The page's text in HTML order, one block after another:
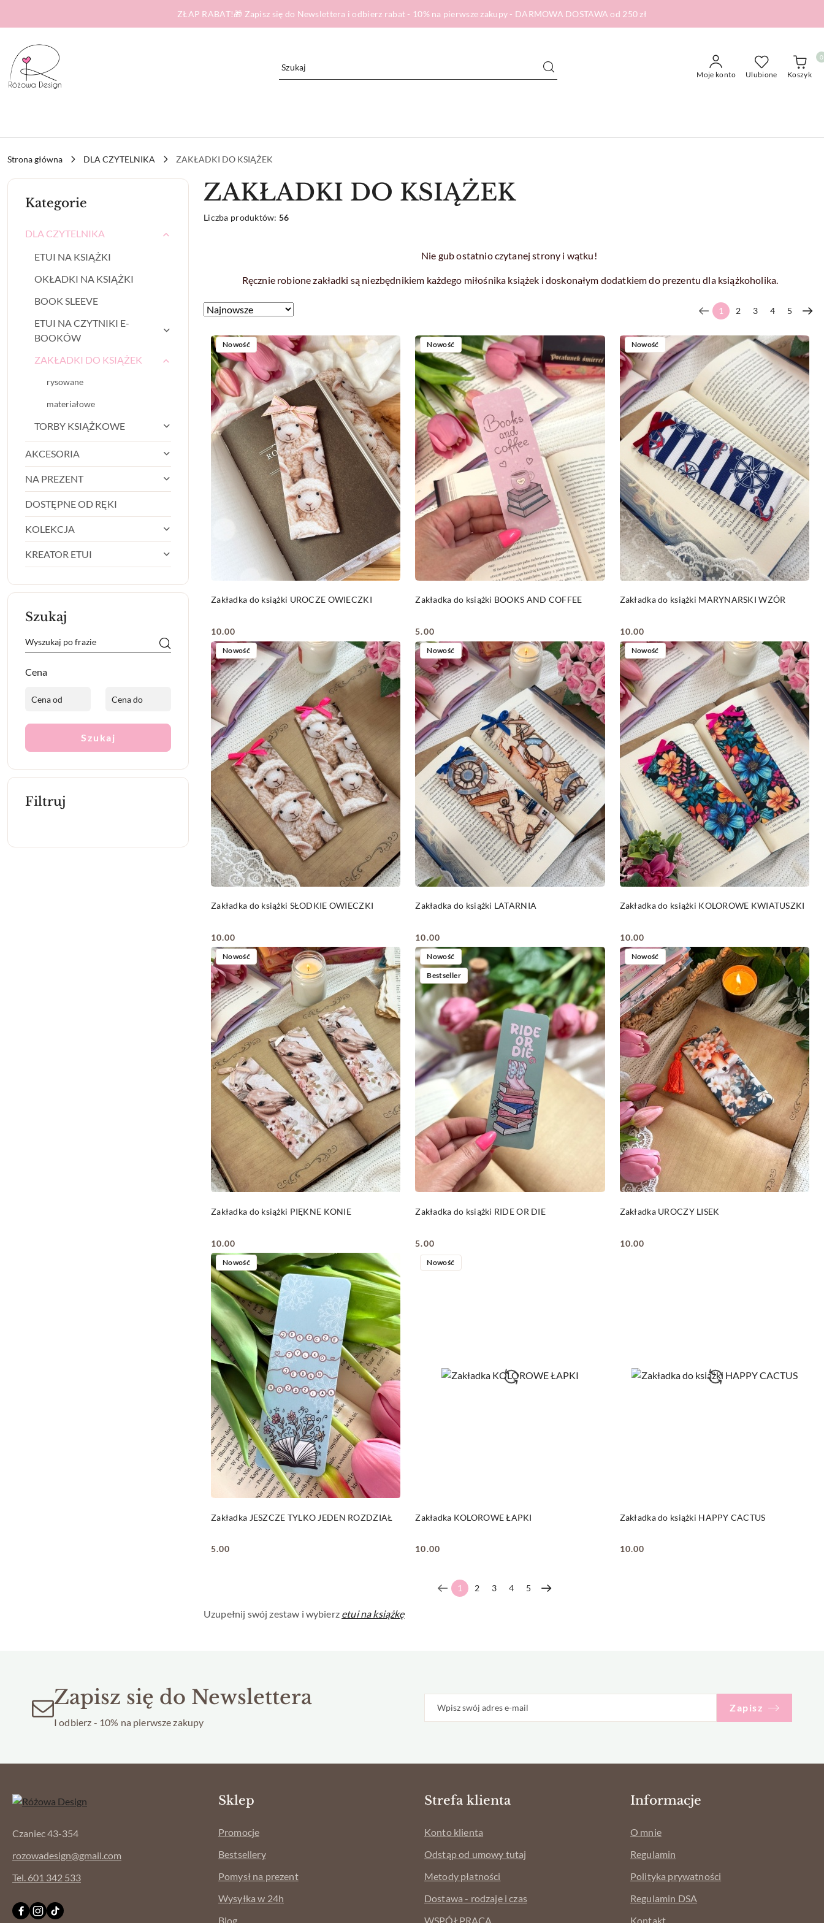
ZŁAP RABAT!🎁 Zapisz się do Newslettera i odbierz rabat - 10% na pierwsze zakupy - DARMOWA DOSTAWA od 250 zł
Moje konto Ulubione Koszyk
0
Strona główna DLA CZYTELNIKA ZAKŁADKI DO KSIĄŻEK
Kategorie
DLA CZYTELNIKA
ETUI NA KSIĄŻKI
OKŁADKI NA KSIĄŻKI
BOOK SLEEVE
ETUI NA CZYTNIKI E-
BOOKÓW
ZAKŁADKI DO KSIĄŻEK
rysowane
materiałowe
TORBY KSIĄŻKOWE
AKCESORIA
NA PREZENT
DOSTĘPNE OD RĘKI
KOLEKCJA
KREATOR ETUI
Szukaj
Cena
Szukaj
Filtruj
ZAKŁADKI DO KSIĄŻEK
Liczba produktów:56
Nie gub ostatnio czytanej strony i wątku!
Ręcznie robione zakładki są niezbędnikiem każdego miłośnika książek i doskonałym dodatkiem do prezentu dla książkoholika.
Zastosowano
Najnowsze.
Sortuj
1 2 3 4 5
Zakładka do książki UROCZE OWIECZKI
Cena:
10.00
Nowość
Zakładka do książki BOOKS AND COFFEE
Cena:
5.00
Nowość
Zakładka do książki MARYNARSKI WZÓR
Cena:
10.00
Nowość
Zakładka do książki SŁODKIE OWIECZKI
Cena:
10.00
Nowość
Zakładka do książki LATARNIA
Cena:
10.00
Nowość
Zakładka do książki KOLOROWE KWIATUSZKI
Cena:
10.00
Nowość
Zakładka do książki PIĘKNE KONIE
Cena:
10.00
Nowość
Zakładka do książki RIDE OR DIE
Cena:
5.00
Nowość
Bestseller
Zakładka UROCZY LISEK
Cena:
10.00
Nowość
Zakładka JESZCZE TYLKO JEDEN ROZDZIAŁ
Cena:
5.00
Nowość
Zakładka KOLOROWE ŁAPKI
Cena:
10.00
Nowość
Zakładka do książki HAPPY CACTUS
Cena:
10.00
1 2 3 4 5
Uzupełnij swój zestaw i wybierz etui na książkę
Zapisz się do Newslettera
I odbierz - 10% na pierwsze zakupy
Zapisz
Czaniec 43-354
rozowadesign@gmail.com
Tel. 601 342 533
Sklep
Promocje
Bestsellery
Pomysł na prezent
Wysyłka w 24h
Blog
Strefa klienta
Konto klienta
Odstąp od umowy tutaj
Metody płatności
Dostawa - rodzaje i czas
WSPÓŁPRACA
Informacje
O mnie
Regulamin
Polityka prywatności
Regulamin DSA
Kontakt